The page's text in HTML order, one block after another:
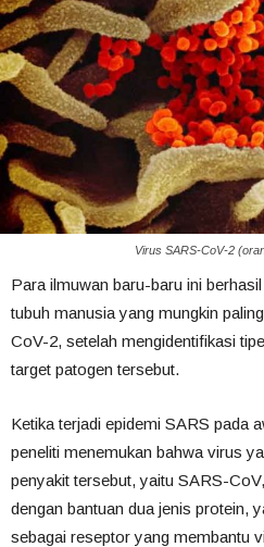
Virus SARS-CoV-2
Para ilmuwan baru-baru ini
tubuh manusia yang mungkin
CoV-2, setelah mengidentifikasi
target patogen tersebut.
Ketika terjadi epidemi SARS pada
peneliti menemukan bahwa virus
penyakit tersebut, yaitu SARS-
dengan bantuan dua jenis protein,
sebagai reseptor yang membantu